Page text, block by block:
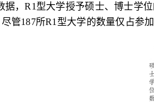
据，R1 型大学授予硕士、博士学
管187所R1 型大学的数量仅占参加